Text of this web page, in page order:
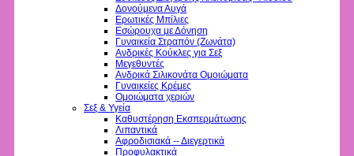
Δονούμενα Αυγά
Ερωτικές Μπίλιες
Εσώρουχα με Δόνηση
Γυναικεία Στραπόν (Ζωνάτα)
Ανδρικές Κούκλες για Σεξ
Μεγεθυντές
Ανδρικά Σιλικονάτα Ομοιώματα
Γυναικείες Κρέμες
Ομοιώματα χεριών
Σεξ & Υγεία
Καθυστέρηση Εκσπερμάτωσης
Λιπαντικά
Αφροδισιακά -- Διεγερτικά
Προφυλακτικά